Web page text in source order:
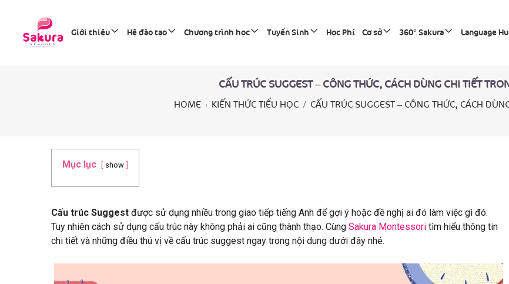
Giới thiệu Hệ đào tạo Chương trình học Tuyển Sinh Học Phí Cơ sở 360° Sakura Language
CẤU TRÚC SUGGEST – CÔNG THỨC, CÁCH DÙNG CHI TIẾT
HOME KIẾN THỨC TIỂU HỌC CẤU TRÚC SUGGEST – CÔNG THỨC, CÁCH
Mục lục show
Cấu trúc Suggest được sử dụng nhiều trong giao tiếp tiếng Anh để gợi ý hoặc đề nghị ai đó làm việc gì đó.
Tuy nhiên cách sử dụng cấu trúc này không phải ai cũng thành thạo. Cùng Sakura Montessori tìm hiểu thông tin
chi tiết và những điều thú vị về cấu trúc suggest ngay trong nội dung dưới đây nhé.